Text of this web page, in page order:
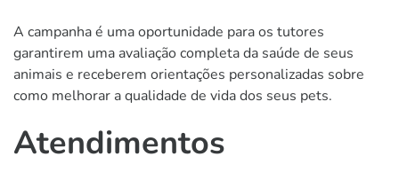
A campanha é uma oportunidade para os tutores
garantirem uma avaliação completa da saúde de seus
animais e receberem orientações personalizadas sobre
como melhorar a qualidade de vida dos seus pets.
Atendimentos